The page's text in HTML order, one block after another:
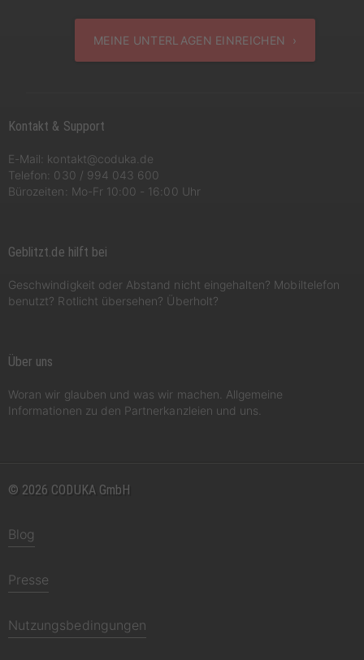
MEINE UNTERLAGEN EINREICHEN ›
Kontakt & Support
E-Mail: kontakt@coduka.de
Telefon: 030 / 994 043 600
Bürozeiten: Mo-Fr 10:00 - 16:00 Uhr
Geblitzt.de hilft bei
Geschwindigkeit oder Abstand nicht eingehalten? Mobiltelefon
benutzt? Rotlicht übersehen? Überholt?
Über uns
Woran wir glauben und was wir machen. Allgemeine
Informationen zu den Partnerkanzleien und uns.
© 2026 CODUKA GmbH
Blog
Presse
Nutzungsbedingungen